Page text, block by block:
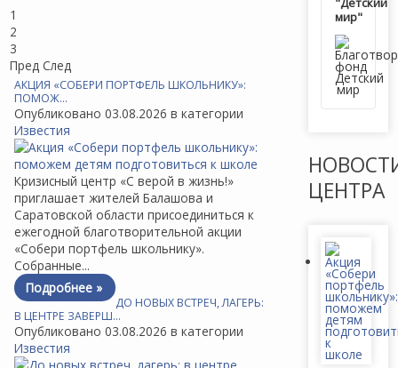
1
2
3
Пред След
АКЦИЯ «СОБЕРИ ПОРТФЕЛЬ ШКОЛЬНИКУ»:
ПОМОЖ…
Опубликовано 03.08.2026 в категории
Известия
Кризисный центр «С верой в жизнь!»
приглашает жителей Балашова и
Саратовской области присоединиться к
ежегодной благотворительной акции
«Собери портфель школьнику».
Собранные...
Подробнее »
ДО НОВЫХ ВСТРЕЧ, ЛАГЕРЬ:
В ЦЕНТРЕ ЗАВЕРШ…
Опубликовано 03.08.2026 в категории
Известия
мир"
ЦЕНТРА